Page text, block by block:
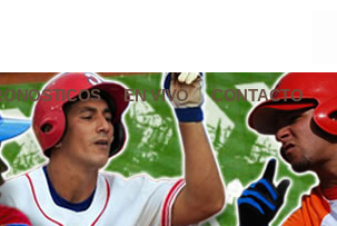
EN VIVO CONTACTO